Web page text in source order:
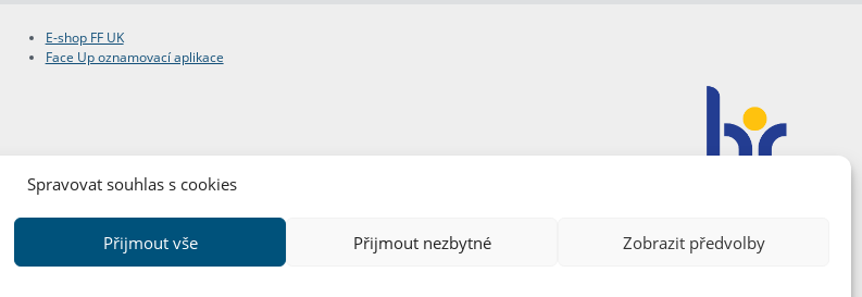
Spravovat souhlas s cookies
Přijmout vše Přijmout nezbytné Zobrazit předvolby
E-shop FF UK
Face Up oznamovací aplikace